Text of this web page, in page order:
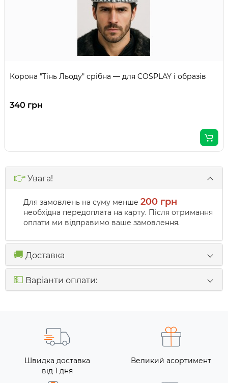
Корона "Тінь Льоду" срібна — для COSPLAY і образів
340 грн
👉 Увага!
Для замовлень на суму менше 200 грн
необхідна передоплата на карту. Після отримання
оплати ми відправимо ваше замовлення.
🚚 Доставка
💵 Варіанти оплати:
Швидка доставка
від 1 дня
Великий асортимент